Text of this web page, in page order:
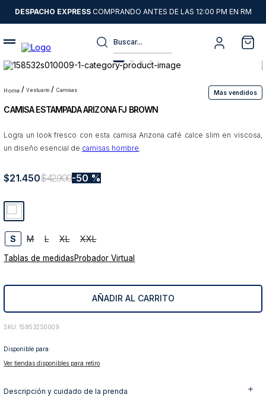
DESPACHO EXPRESSCOMPRANDO ANTES DE LAS 12:00 PM EN RM
Buscar...
vestuario camisas Más vendidos
CAMISA ESTAMPADA ARIZONA FJ BROWN
Logra un look fresco con esta camisa Arizona café calce slim en viscosa,
un diseño esencial de camisas hombre.
$21.450$42.900 50 %
S M L XL XXL
Tablas de medidasProbador Virtual
AÑADIR AL CARRITO
: 158532S0009
Disponible para:
Ver tiendas disponibles para retiro
Descripción y cuidado de la prenda
1.
sweater
2.
camisas
3.
chaquetas
5.
jeans
7.
8
chaqueta
9.
poleron